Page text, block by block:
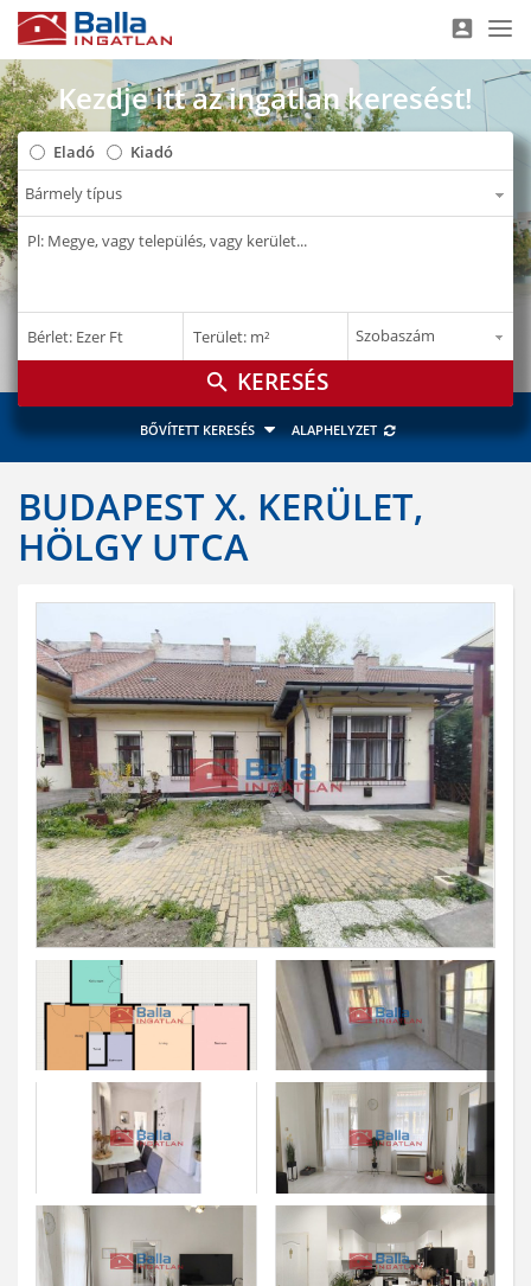
account_box
Kezdje itt az ingatlan keresést!
Eladó Kiadó
–
Bérlet: Ezer Ft –
Terület: m²
search
BŐVÍTETT KERESÉS ALAPHELYZET
BUDAPEST X. KERÜLET,
HÖLGY UTCA